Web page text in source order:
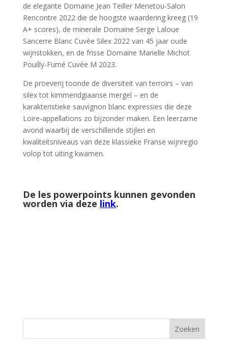
de elegante Domaine Jean Teiller Menetou-Salon
Rencontre 2022 die de hoogste waardering kreeg (19
A+ scores), de minerale Domaine Serge Laloue
Sancerre Blanc Cuvée Silex 2022 van 45 jaar oude
wijnstokken, en de frisse Domaine Marielle Michot
Pouilly-Fumé Cuvée M 2023.
De proeverij toonde de diversiteit van terroirs – van
silex tot kimmeridgiaanse mergel – en de
karakteristieke sauvignon blanc expressies die deze
Loire-appellations zo bijzonder maken. Een leerzame
avond waarbij de verschillende stijlen en
kwaliteitsniveaus van deze klassieke Franse wijnregio
volop tot uiting kwamen.
De les powerpoints kunnen gevonden
worden via deze link.
Zoeken